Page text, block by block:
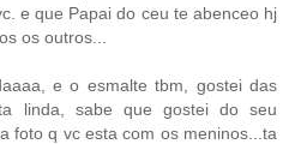
e que Papai do ceu te abenceo hj
os outros...
e o esmalte tbm, gostei das
linda, sabe que gostei do seu
foto q vc esta com os meninos...ta